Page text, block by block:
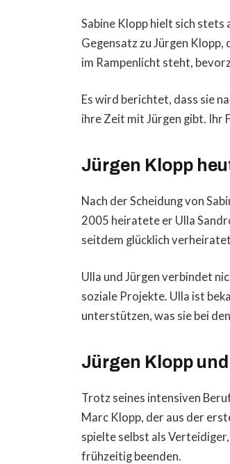
Sabine Klopp hielt sich
Gegensatz zu Jürgen
im Rampenlicht steht,
Es wird berichtet, dass sie
ihre Zeit mit Jürgen gibt. Ihr
Jürgen Klopp
Nach der Scheidung von
2005 heiratete er Ulla
seitdem glücklich
Ulla und Jürgen verbindet
soziale Projekte. Ulla ist
unterstützen, was sie bei
Jürgen Klopp
Trotz seines intensiven
Marc Klopp, der aus der
spielte selbst als
frühzeitig beenden.